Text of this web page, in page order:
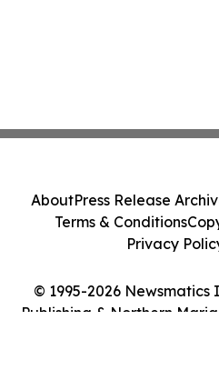
© 1995-2026
Publishing & Northern
AboutPress Release
Terms & Conditions
Privacy